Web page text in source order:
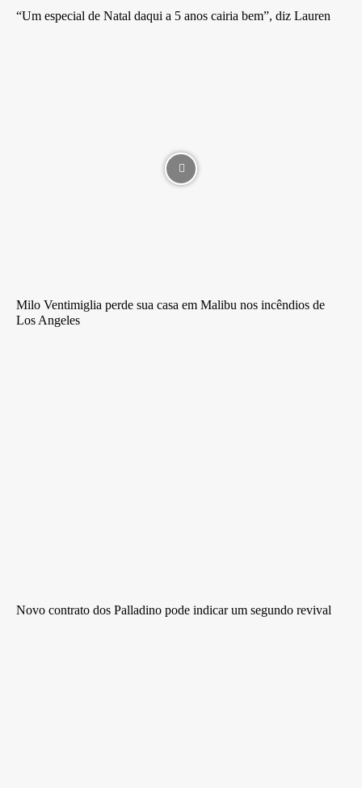
“Um especial de Natal daqui a 5 anos cairia bem”, diz Lauren
Milo Ventimiglia perde sua casa em Malibu nos incêndios de
Los Angeles
Novo contrato dos Palladino pode indicar um segundo revival